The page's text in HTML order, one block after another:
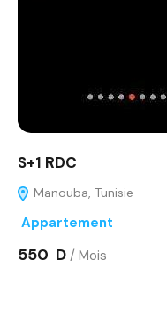
S+1 RDC
Manouba, Tunisie
Appartement
550 D / Mois